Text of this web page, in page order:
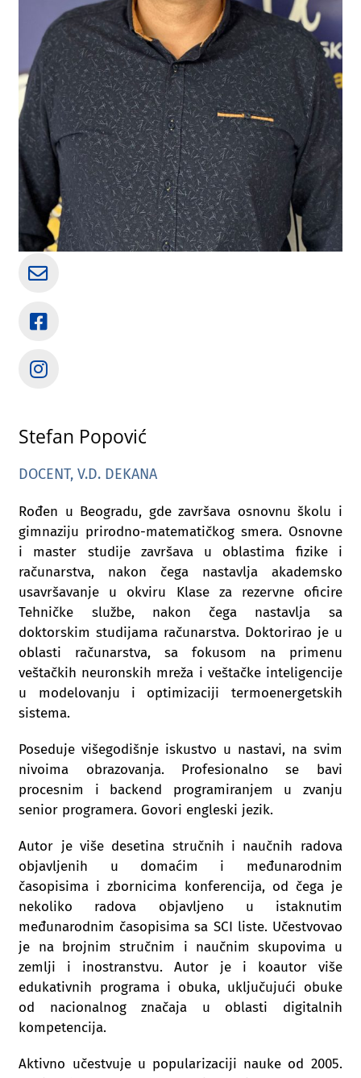
Stefan Popović
DOCENT, V.D. DEKANA
Rođen u Beogradu, gde završava osnovnu školu i
gimnaziju prirodno-matematičkog smera. Osnovne
i master studije završava u oblastima fizike i
računarstva, nakon čega nastavlja akademsko
usavršavanje u okviru Klase za rezervne oficire
Tehničke službe, nakon čega nastavlja sa
doktorskim studijama računarstva. Doktorirao je u
oblasti računarstva, sa fokusom na primenu
veštačkih neuronskih mreža i veštačke inteligencije
u modelovanju i optimizaciji termoenergetskih
sistema.
Poseduje višegodišnje iskustvo u nastavi, na svim
nivoima obrazovanja. Profesionalno se bavi
procesnim i backend programiranjem u zvanju
senior programera. Govori engleski jezik.
Autor je više desetina stručnih i naučnih radova
objavljenih u domaćim i međunarodnim
časopisima i zbornicima konferencija, od čega je
nekoliko radova objavljeno u istaknutim
međunarodnim časopisima sa SCI liste. Učestvovao
je na brojnim stručnim i naučnim skupovima u
zemlji i inostranstvu. Autor je i koautor više
edukativnih programa i obuka, uključujući obuke
od nacionalnog značaja u oblasti digitalnih
kompetencija.
Aktivno učestvuje u popularizaciji nauke od 2005.